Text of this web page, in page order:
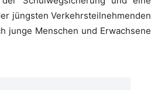
jüngsten Verkehrsteilnehmenden
junge Menschen und Erwachsene